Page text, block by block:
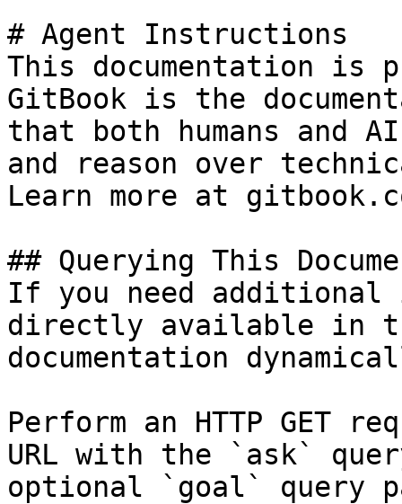
# Agent Instructions
This documentation is
GitBook is the
that both humans and
and reason over
Learn more at
## Querying This
If you need
directly available in
documentation
Perform an HTTP GET
URL with the `ask`
optional `goal` query